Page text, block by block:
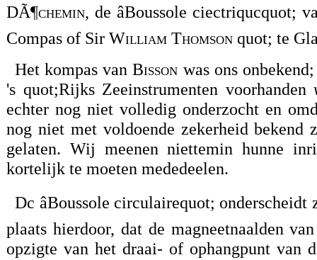
DÃ¶chemin, de âBoussole ciectriqucquot;
Compas of Sir William Thomson quot; te
Het kompas van Bisson was ons
's quot;Rijks Zeeinstrumenten voorhanden
echter nog niet volledig onderzocht en
nog niet met voldoende zekerheid bekend
gelaten. Wij meenen niettemin hunne
kortelijk te moeten mededeelen.
Dc âBoussole circulairequot;
plaats hierdoor, dat de magneetnaalden
opzigte van het draai- of ophangpunt van